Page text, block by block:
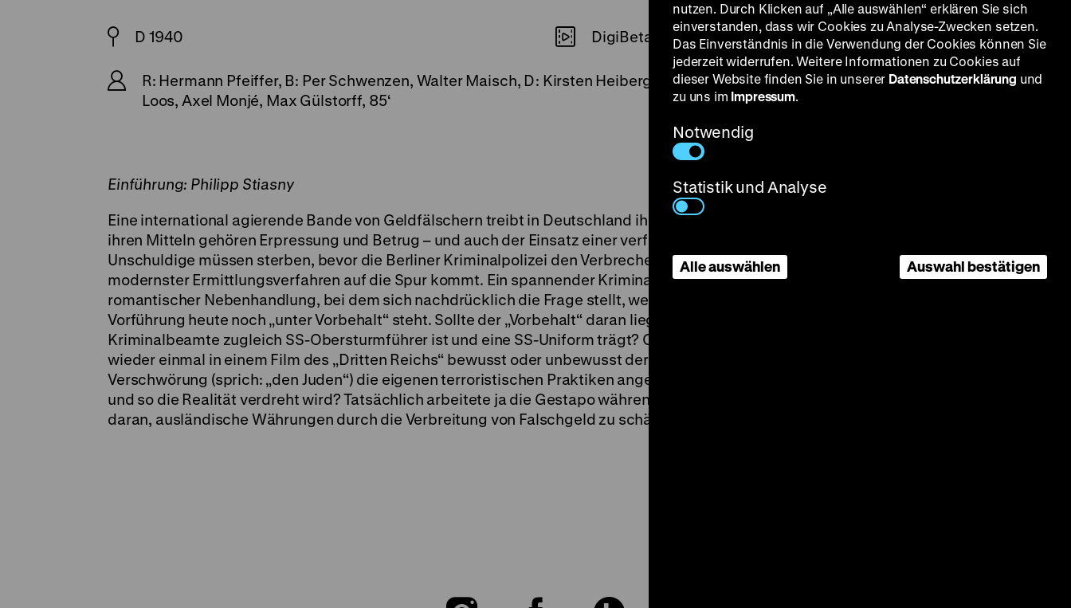
D 1940 DigiBeta
R: Hermann Pfeiffer, B: Per Schwenzen, Walter Maisch, D: Kirsten Heiberg, Rudolf Fernau, Karin Himboldt, Theodor
Loos, Axel Monjé, Max Gülstorff, 85‘
Einführung: Philipp Stiasny
Eine international agierende Bande von Geldfälschern treibt in Deutschland ihr Unwesen. Zu
ihren Mitteln gehören Erpressung und Betrug – und auch der Einsatz einer verführerischen Frau.
Unschuldige müssen sterben, bevor die Berliner Kriminalpolizei den Verbrechern mithilfe
modernster Ermittlungsverfahren auf die Spur kommt. Ein spannender Kriminalfilm mit
romantischer Nebenhandlung, bei dem sich nachdrücklich die Frage stellt, weshalb seine
Vorführung heute noch „unter Vorbehalt“ steht. Sollte der „Vorbehalt“ daran liegen, dass der
Kriminalbeamte zugleich SS-Obersturmführer ist und eine SS-Uniform trägt? Oder daran, dass
wieder einmal in einem Film des „Dritten Reichs“ bewusst oder unbewusst der internationalen
Verschwörung (sprich: „den Juden“) die eigenen terroristischen Praktiken angedichtet werden
und so die Realität verdreht wird? Tatsächlich arbeitete ja die Gestapo während des Krieges
daran, ausländische Währungen durch die Verbreitung von Falschgeld zu schädigen. (ps)
nutzen. Durch Klicken auf „Alle auswählen“ erklären Sie sich
einverstanden, dass wir Cookies zu Analyse-Zwecken setzen.
Das Einverständnis in die Verwendung der Cookies können Sie
jederzeit widerrufen. Weitere Informationen zu Cookies auf
dieser Website finden Sie in unserer Datenschutzerklärung und
zu uns im Impressum.
Notwendig
Statistik und Analyse
Alle auswählen Auswahl bestätigen